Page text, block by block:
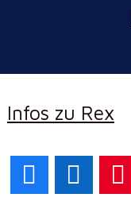
Infos zu Rex